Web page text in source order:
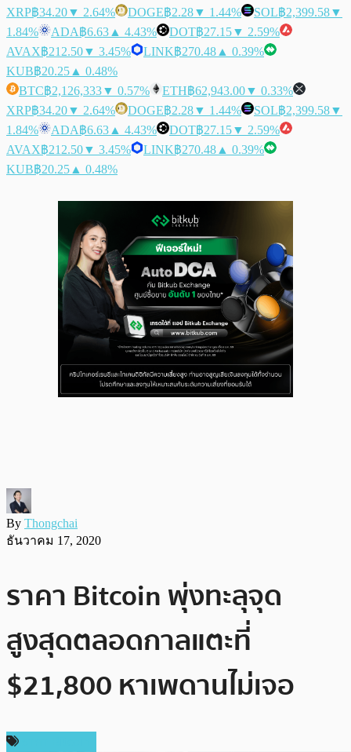
XRP฿34.20▼ 2.64% DOGE฿2.28▼ 1.44% SOL฿2,399.58▼
1.84%
ADA฿6.63 ▲ 4.43% DOT฿27.15▼ 2.59%
AVAX฿212.50▼ 3.45% LINK฿270.48 ▲ 0.39%
KUB฿20.25 ▲ 0.48%
BTC฿2,126,333▼ 0.57% ETH฿62,943.00▼ 0.33%
XRP฿34.20▼ 2.64% DOGE฿2.28▼ 1.44% SOL฿2,399.58▼
1.84%
ADA฿6.63 ▲ 4.43% DOT฿27.15▼ 2.59%
AVAX฿212.50▼ 3.45% LINK฿270.48 ▲ 0.39%
KUB฿20.25 ▲ 0.48%
By Thongchai
ธันวาคม 17, 2020
ราคา Bitcoin พุ่งทะลุจุด
สูงสุดตลอดกาลแตะที่
$21,800 หาเพดานไม่เจอ